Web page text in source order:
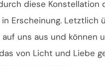
diese Konstellation
Erscheinung. Letztlich
uns aus und können
von Licht und Liebe